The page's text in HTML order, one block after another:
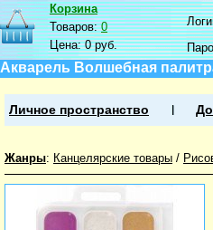
Корзина
Товаров:0
Цена:0 руб.
Акварель Волшебная
Личное пространство
Жанры: Канцелярские товары /